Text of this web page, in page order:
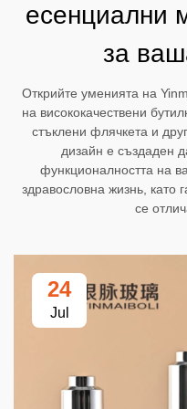
есенциални
за
Открийте уменията на
на висококачествени
стъклени флячкета и
дизайн е създаден
функционалността на
здравословна жизнь,
се
24
Jul